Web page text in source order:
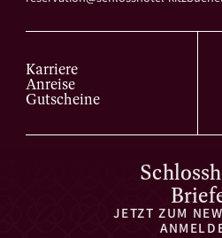
Karriere
Anreise
Gutscheine
JETZT ZUM